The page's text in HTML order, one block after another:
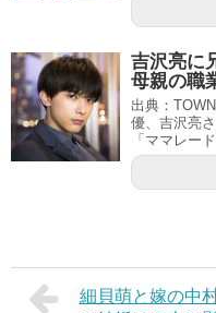
吉沢亮に
母親の職
出典：
優、吉沢亮
「ママレー
細貝萌と嫁の中